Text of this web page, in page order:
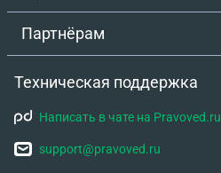
Партнёрам
Техническая поддержка
Написать в чате на Pravoved.ru
support@pravoved.ru